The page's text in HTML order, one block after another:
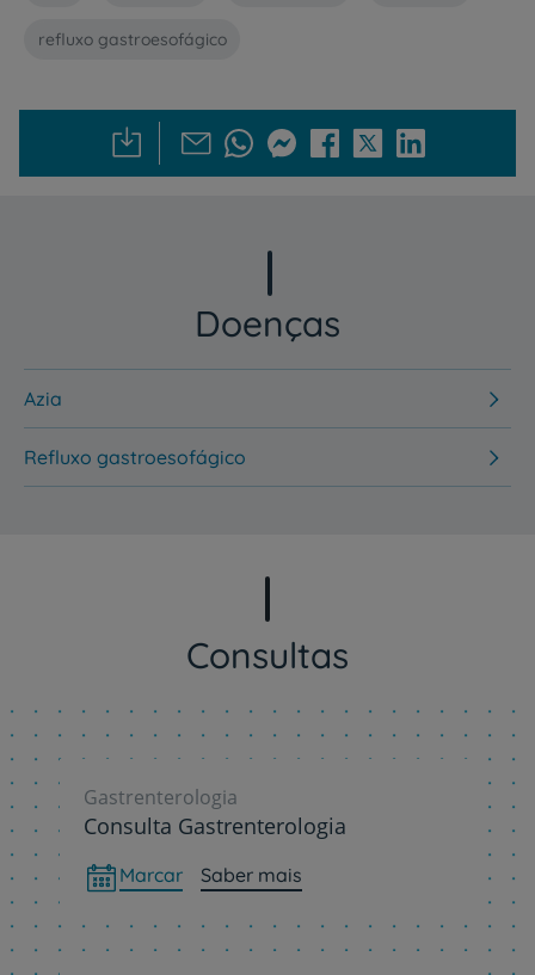
refluxo gastroesofágico
Doenças
Azia
Refluxo gastroesofágico
Consultas
Gastrenterologia
Consulta Gastrenterologia
Marcar Saber mais